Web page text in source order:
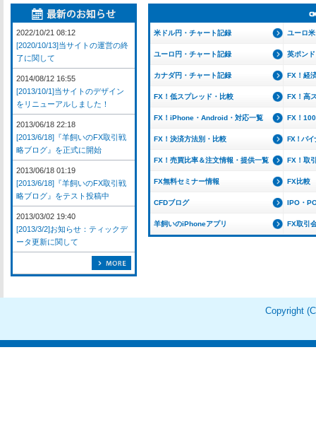
米ドル円・チャート記録 ユーロ
ユーロ円・チャート記録 英ポン
カナダ円・チャート記録 FX！経
FX！低スプレッド・比較 FX！高
FX！iPhone・Android・対応一覧 FX！
FX！決済方法別・比較 FX！バイ
FX！売買比率＆注文情報・提供一覧 FX！取
FX無料セミナー情報 FX比較
CFDブログ IPO・
羊飼いのiPhoneアプリ FX取引
2022/10/21 08:12
[2020/10/13]当サイトの運営の終
了に関して
2014/08/12 16:55
[2013/10/1]当サイトのデザイン
をリニューアルしました！
2013/06/18 22:18
[2013/6/18]『羊飼いのFX取引戦
略ブログ』を正式に開始
2013/06/18 01:19
[2013/6/18]『羊飼いのFX取引戦
略ブログ』をテスト投稿中
2013/03/02 19:40
[2013/3/2]お知らせ：ティックデ
ータ更新に関して
Copyright